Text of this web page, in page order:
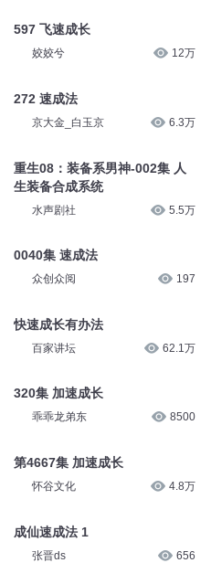
597 飞速成长
姣姣兮 12万
272 速成法
京大金_白玉京 6.3万
重生08：装备系男神-002集 人
生装备合成系统
水声剧社 5.5万
0040集 速成法
众创众阅 197
快速成长有办法
百家讲坛 62.1万
320集 加速成长
乖乖龙弟东 8500
第4667集 加速成长
怀谷文化 4.8万
成仙速成法 1
张晋ds 656